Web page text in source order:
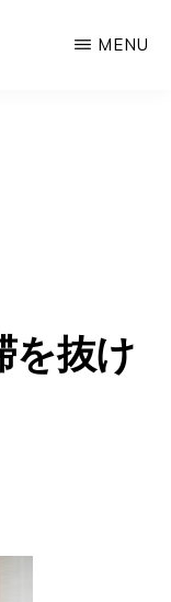
MENU
を抜け